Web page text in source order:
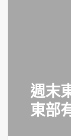
週末
東部